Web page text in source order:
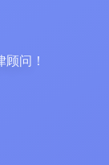
问！